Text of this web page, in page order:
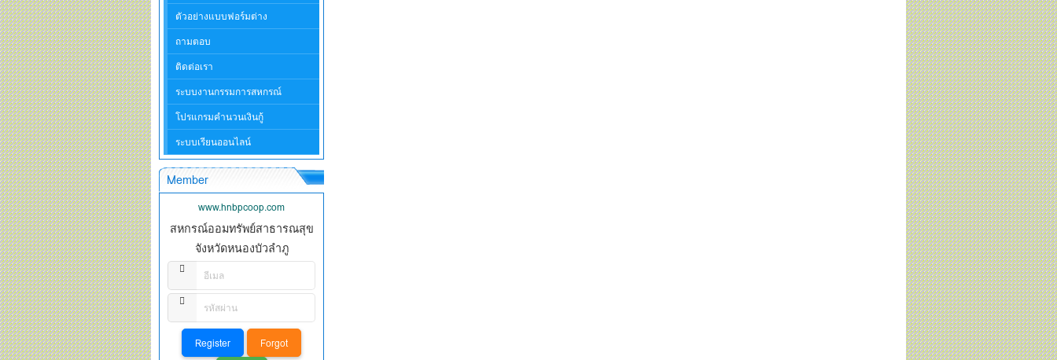
ตัวอย่างแบบฟอร์มต่าง
ถามตอบ
ติดต่อเรา
ระบบงานกรรมการสหกรณ์
โปรแกรมคำนวนเงินกู้
ระบบเรียนออนไลน์
Member
www.hnbpcoop.com
สหกรณ์ออมทรัพย์สาธารณสุข
จังหวัดหนองบัวลำภู